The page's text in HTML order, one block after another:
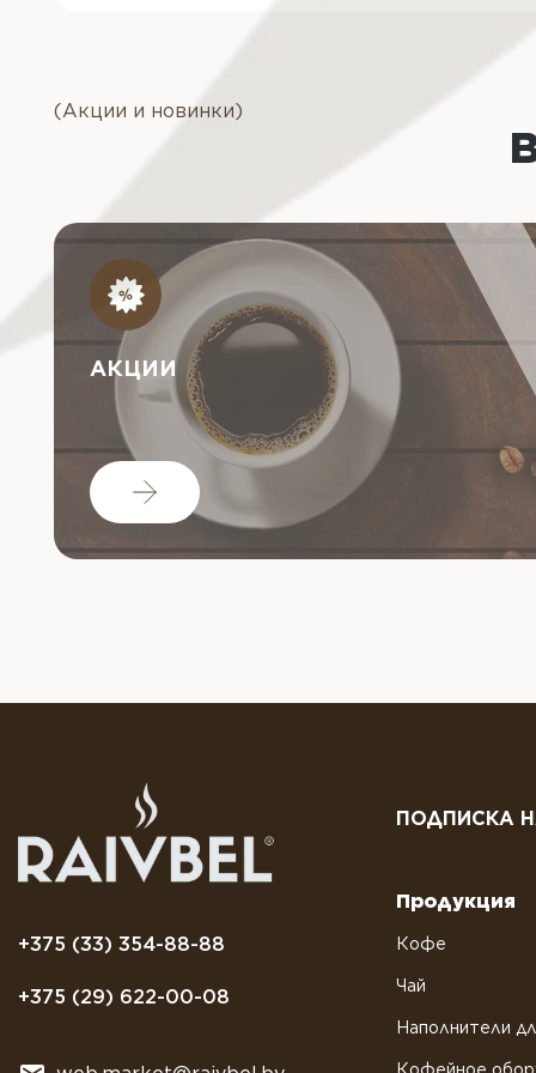
(Акции и новинки)
АКЦИИ
+375 (33) 354-88-88
+375 (29) 622-00-08
ПОДПИСКА
Продукция
Кофе
Чай
Наполнители